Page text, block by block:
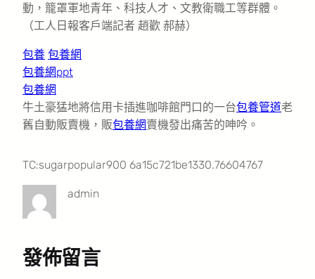
動，籠罩軍地青年、科技人才、文教衛職工等群體。
（工人日報客戶端記者 趙歡 郝赫）
包養 包養網
包養網ppt
包養網
牛土豪猛地將信用卡插進咖啡館門口的一台包養管道老
舊自動販賣機，販包養網賣機發出痛苦的呻吟。
TC:sugarpopular900 6a15c721be1330.76604767
admin
發佈留言